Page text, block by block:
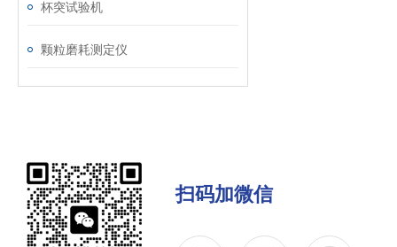
杯突试验机
颗粒磨耗测定仪
扫码加微信